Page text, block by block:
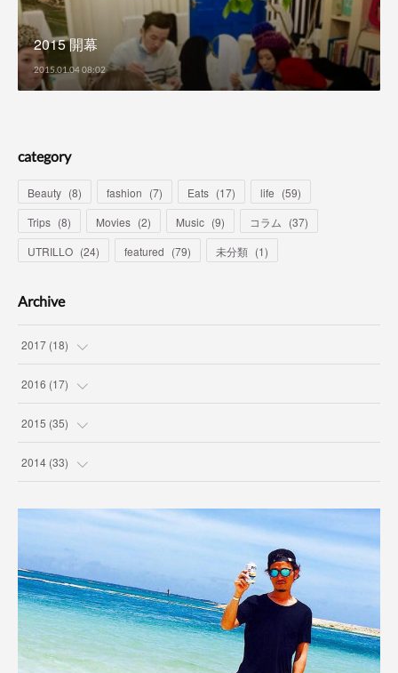
2015 開幕
2015.01.04 08:02
category
Beauty (8) fashion (7) Eats (17) life (59)
Trips (8) Movies (2) Music (9) コラム (37)
UTRILLO (24) featured (79) 未分類 (1)
Archive
2017 (18)
(7
(3
(7
2016 (17)
(1
(12 )
(1
2015 (35)
(2
(1)
(2)
( 3)
2014 (33)
(1)
(3)
(13